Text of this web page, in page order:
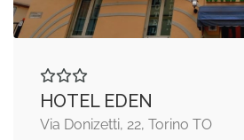
HOTEL EDEN
Via Donizetti, 22, Torino TO